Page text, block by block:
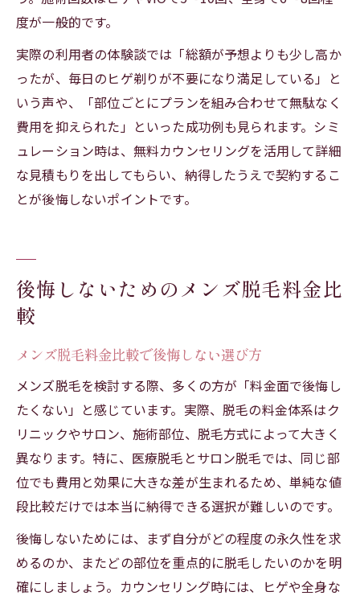
度が一般的です。
実際の利用者の体験談では「総額が予想よりも少し高か
ったが、毎日のヒゲ剃りが不要になり満足している」と
いう声や、「部位ごとにプランを組み合わせて無駄なく
費用を抑えられた」といった成功例も見られます。シミ
ュレーション時は、無料カウンセリングを活用して詳細
な見積もりを出してもらい、納得したうえで契約するこ
とが後悔しないポイントです。
後悔しないためのメンズ脱毛料金比
較
メンズ脱毛料金比較で後悔しない選び方
メンズ脱毛を検討する際、多くの方が「料金面で後悔し
たくない」と感じています。実際、脱毛の料金体系はク
リニックやサロン、施術部位、脱毛方式によって大きく
異なります。特に、医療脱毛とサロン脱毛では、同じ部
位でも費用と効果に大きな差が生まれるため、単純な値
段比較だけでは本当に納得できる選択が難しいのです。
後悔しないためには、まず自分がどの程度の永久性を求
めるのか、またどの部位を重点的に脱毛したいのかを明
確にしましょう。カウンセリング時には、ヒゲや全身な